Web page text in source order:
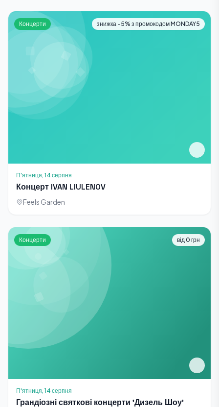
Концерти знижка -5% з промокодом MONDAY5
П'ятниця, 14 серпня
Концерт IVAN LIULENOV
Feels Garden
Концерти від 0 грн
П'ятниця, 14 серпня
Грандіозні святкові концерти 'Дизель Шоу'